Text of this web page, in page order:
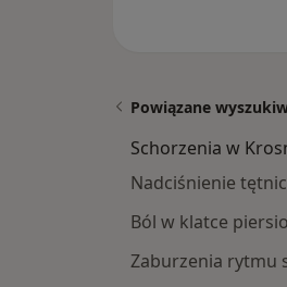
Powiązane
Schorzenia w
Nadciśnienie
Ból w klatce
Zaburzenia rytmu